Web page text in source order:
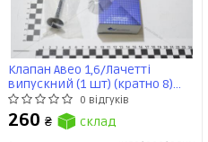
Клапан Авео 1,6/Лачетті
випускний (1 шт) (кратно 8)
(25192555) KG0100018CHN KAP-
CHN
0 відгуків
260 ₴ склад